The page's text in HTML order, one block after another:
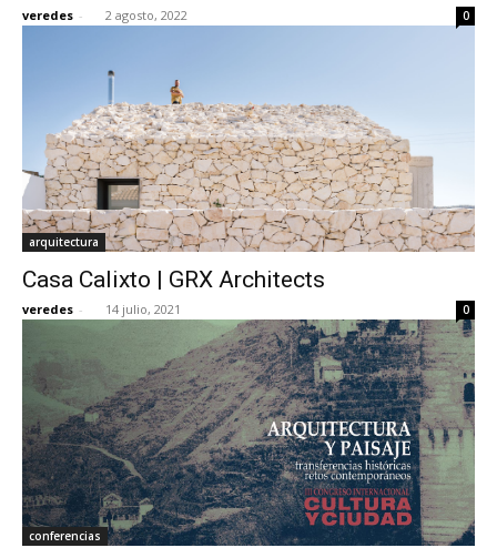
veredes - 2 agosto, 2022 0
arquitectura
Casa Calixto | GRX Architects
veredes - 14 julio, 2021 0
conferencias